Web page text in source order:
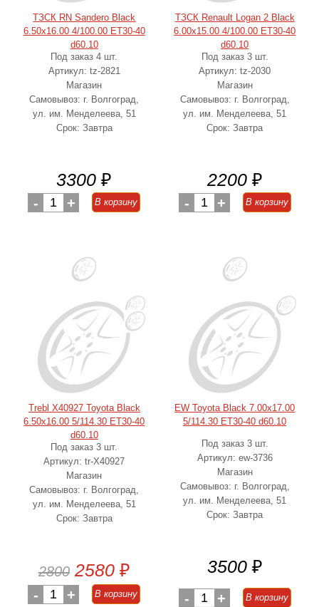
ТЗСК RN Sandero Black
6.50x16.00 4/100.00 ET30-40
d60.10
Под заказ 4 шт.
Артикул: tz-2821
Магазин
Самовывоз: г. Волгоград,
ул. им. Менделеева, 51
Срок: Завтра
3300 ₽
- 1 + В корзину
ТЗСК Renault Logan 2 Black
6.00x15.00 4/100.00 ET30-40
d60.10
Под заказ 3 шт.
Артикул: tz-2030
Магазин
Самовывоз: г. Волгоград,
ул. им. Менделеева, 51
Срок: Завтра
2200 ₽
- 1 + В корзину
Trebl X40927 Toyota Black
6.50x16.00 5/114.30 ET30-40
d60.10
Под заказ 3 шт.
Артикул: tr-X40927
Магазин
Самовывоз: г. Волгоград,
ул. им. Менделеева, 51
Срок: Завтра
2800 2580 ₽
- 1 + В корзину
EW Toyota Black 7.00x17.00
5/114.30 ET30-40 d60.10
Под заказ 3 шт.
Артикул: ew-3736
Магазин
Самовывоз: г. Волгоград,
ул. им. Менделеева, 51
Срок: Завтра
3500 ₽
- 1 + В корзину